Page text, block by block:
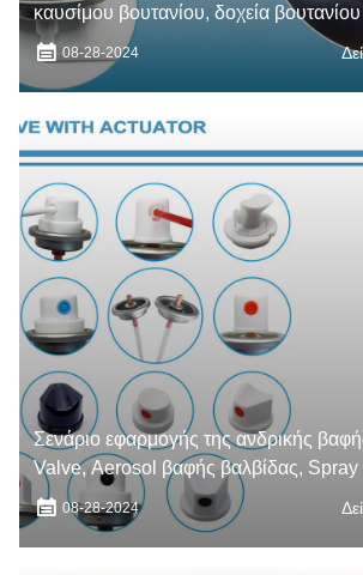
καυσίμου βουτανίου, δοχεία βουτανίου
κατασκηνώσεις
08-28-2024
Σενάριο εφαρμογής της ανδρικής
Valve, Aerosol βαφής βαλβίδας,
ακροφύσιο
08-28-2024